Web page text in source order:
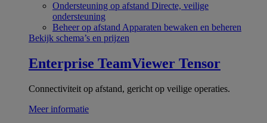
Ondersteuning op afstand Directe, veilige
ondersteuning
Beheer op afstand Apparaten bewaken en beheren
Bekijk schema’s en prijzen
Enterprise TeamViewer Tensor
Connectiviteit op afstand, gericht op veilige operaties.
Meer informatie